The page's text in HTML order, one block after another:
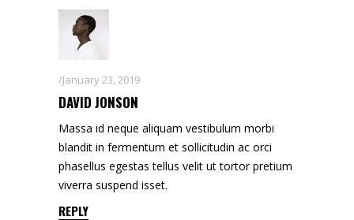
January 23, 2019
DAVID JONSON
Massa id neque aliquam vestibulum morbi
blandit in fermentum et sollicitudin ac orci
phasellus egestas tellus velit ut tortor pretium
viverra suspend isset.
REPLY